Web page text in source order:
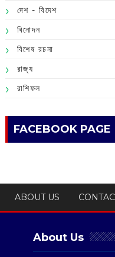
দেশ - বিদেশ
বিনোদন
বিশেষ রচনা
রাজ্য
রাশিফল
FACEBOOK PAGE
ABOUT US
About Us